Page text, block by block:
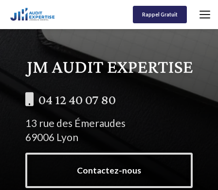
contenu
Rappel Gratuit
04 12 40 07 80
13 rue des Émeraudes
69006 Lyon
Contactez-nous